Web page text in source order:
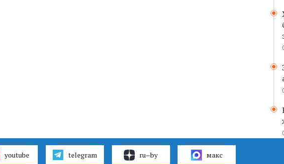
youtube telegram ru–by макс